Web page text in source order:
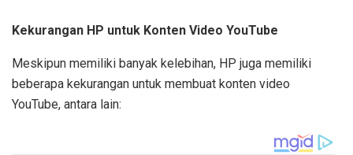
Kekurangan HP untuk Konten Video YouTube
Meskipun memiliki banyak kelebihan, HP juga memiliki
beberapa kekurangan untuk membuat konten video
YouTube, antara lain: